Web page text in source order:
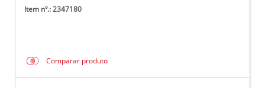
Item nº.: 2347180
Comparar produto